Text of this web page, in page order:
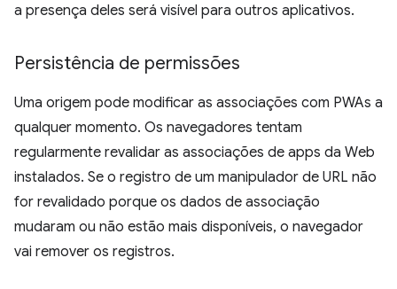
a presença deles será visível para outros aplicativos.
Persistência de permissões
Uma origem pode modificar as associações com PWAs a
qualquer momento. Os navegadores tentam
regularmente revalidar as associações de apps da Web
instalados. Se o registro de um manipulador de URL não
for revalidado porque os dados de associação
mudaram ou não estão mais disponíveis, o navegador
vai remover os registros.